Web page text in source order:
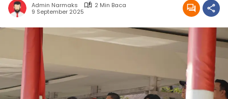
Admin Narmaks
2 Min Baca
9 September 2025